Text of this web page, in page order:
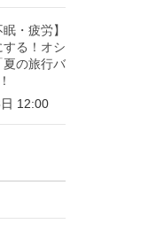
・疲労】
る！オシ
夏の旅行バ
12:00